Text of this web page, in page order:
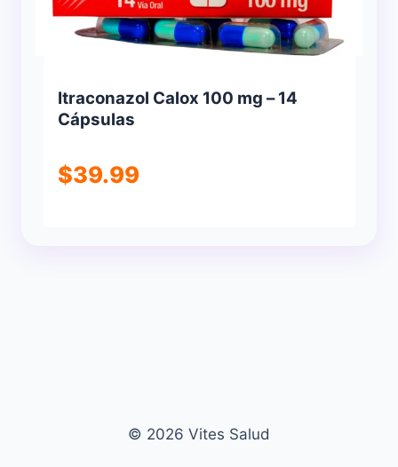
Itraconazol Calox 100 mg – 14
Cápsulas
$39.99
© 2026 Vites Salud